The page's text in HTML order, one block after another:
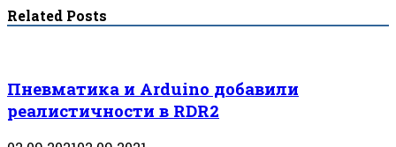
Related Posts
Пневматика и Arduino добавили
реалистичности в RDR2